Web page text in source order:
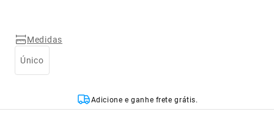
Medidas
Único
Adicione e ganhe frete grátis.